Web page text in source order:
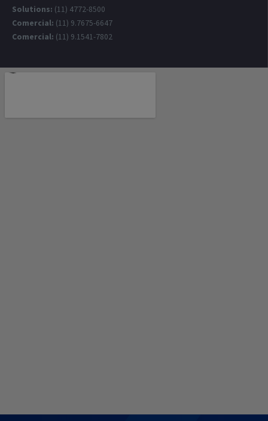
Solutions: (11) 4772-8500
Comercial: (11) 9.7675-6647
Comercial: (11) 9.1541-7802